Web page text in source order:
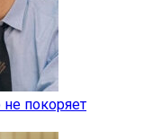
покоряет